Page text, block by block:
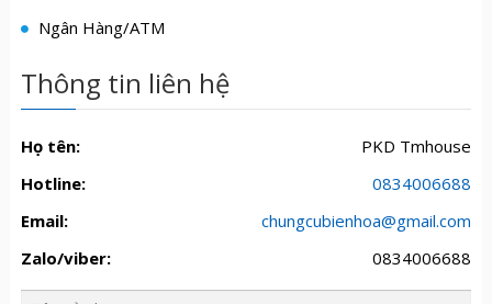
Ngân Hàng/ATM
Thông tin liên hệ
Họ tên:
PKD Tmhouse
Hotline:
0834006688
Email:
chungcubienhoa@gmail.com
Zalo/viber:
0834006688